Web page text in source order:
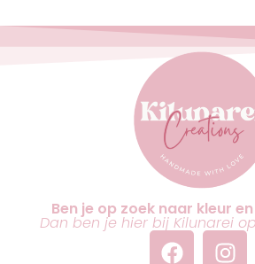
Ben je op zoek naar kleur
Dan ben je hier bij Kilunarei